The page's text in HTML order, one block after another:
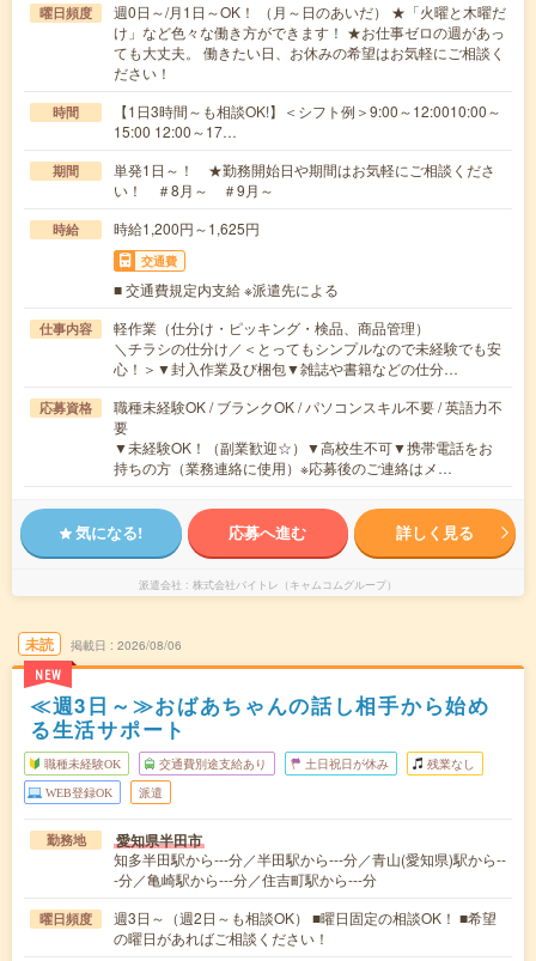
曜日頻度
週0日～/月1日～OK！ （月～日のあいだ） ★「火曜と木曜だ
け」など色々な働き方ができます！ ★お仕事ゼロの週があっ
ても大丈夫。 働きたい日、お休みの希望はお気軽にご相談く
ださい！
時間
【1日3時間～も相談OK!】＜シフト例＞9:00～12:0010:00～
15:00 12:00～17…
期間
単発1日～！ ★勤務開始日や期間はお気軽にご相談くださ
い！ ＃8月～ ＃9月～
時給 時給1,200円～1,625円
交通費
■ 交通費規定内支給 ※派遣先による
仕事内容
軽作業（仕分け・ピッキング・検品、商品管理）
＼チラシの仕分け／＜とってもシンプルなので未経験でも安
心！＞▼封入作業及び梱包▼雑誌や書籍などの仕分…
応募資格
職種未経験OK / ブランクOK / パソコンスキル不要 / 英語力不
要
▼未経験OK！（副業歓迎☆）▼高校生不可▼携帯電話をお
持ちの方（業務連絡に使用）※応募後のご連絡はメ…
気になる! 応募へ進む 詳しく見る
派遣会社 株式会社バイトレ（キャムコムグループ）
未読
NEW
掲載日 2026/08/06
≪週3日～≫おばあちゃんの話し相手から始め
る生活サポート
職種未経験OK 交通費別途支給あり 土日祝日が休み 残業なし
WEB登録OK 派遣
勤務地 愛知県半田市
知多半田駅から---分／半田駅から---分／青山(愛知県)駅から--
-分／亀崎駅から---分／住吉町駅から---分
曜日頻度
週3日～（週2日～も相談OK） ■曜日固定の相談OK！ ■希望
の曜日があればご相談ください！